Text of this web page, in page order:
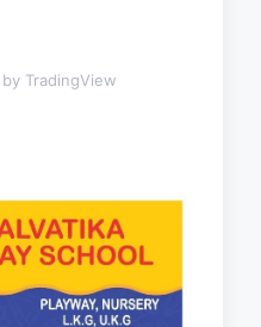
by TradingView